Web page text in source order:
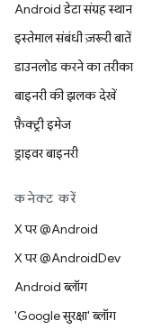
Android डेटा संग्रह स्थान
इस्तेमाल संबंधी ज़रूरी बातें
डाउनलोड करने का तरीका
बाइनरी की झलक देखें
फ़ैक्ट्री इमेज
ड्राइवर बाइनरी
कनेक्ट करें
X पर @Android
X पर @AndroidDev
Android ब्लॉग
'Google सुरक्षा' ब्लॉग